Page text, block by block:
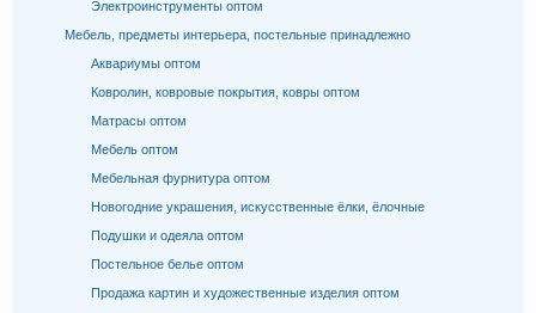
Электроинструменты оптом
Мебель, предметы интерьера, постельные принадлежно
Аквариумы оптом
Ковролин, ковровые покрытия, ковры оптом
Матрасы оптом
Мебель оптом
Мебельная фурнитура оптом
Новогодние украшения, искусственные ёлки, ёлочные
Подушки и одеяла оптом
Постельное белье оптом
Продажа картин и художественные изделия оптом